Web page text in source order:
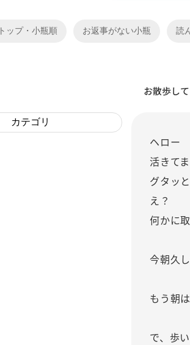
トップ・小瓶順 お返事がない小瓶 読
お散歩し
カテゴリ
ヘロー
活きて
グタッ
え？
何かに
今朝久
もう朝
で、歩